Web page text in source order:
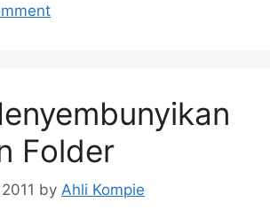
Folder
by Ahli Kompie